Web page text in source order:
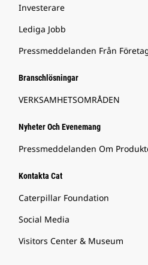
Investerare
Lediga Jobb
Pressmeddelanden Från
Branschlösningar
VERKSAMHETSOMRÅDEN
Nyheter Och Evenemang
Pressmeddelanden Om
Kontakta Cat
Caterpillar Foundation
Social Media
Visitors Center & Museum